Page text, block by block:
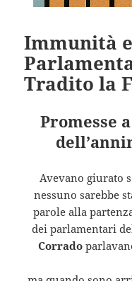
Immunità
Tradito la
Promesse
Avevano giurato
nessuno sarebbe
parole alla
dei parlamentari
Corrado